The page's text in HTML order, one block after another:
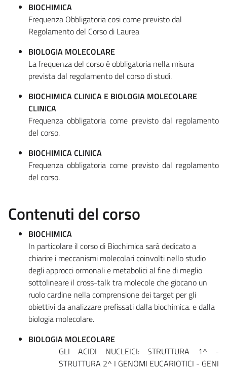
BIOCHIMICA
Frequenza Obbligatoria cosi come previsto dal
Regolamento del Corso di Laurea
BIOLOGIA MOLECOLARE
La frequenza del corso è obbligatoria nella misura
prevista dal regolamento del corso di studi.
BIOCHIMICA CLINICA E BIOLOGIA MOLECOLARE
CLINICA
Frequenza obbligatoria come previsto dal regolamento
del corso.
BIOCHIMICA CLINICA
Frequenza obbligatoria come previsto dal regolamento
del corso.
Contenuti del corso
BIOCHIMICA
In particolare il corso di Biochimica sarà dedicato a
chiarire i meccanismi molecolari coinvolti nello studio
degli approcci ormonali e metabolici al fine di meglio
sottolineare il cross-talk tra molecole che giocano un
ruolo cardine nella comprensione dei target per gli
obiettivi da analizzare prefissati dalla biochimica. e dalla
biologia molecolare.
BIOLOGIA MOLECOLARE
GLI ACIDI NUCLEICI: STRUTTURA 1^ -
STRUTTURA 2^ I GENOMI EUCARIOTICI - GENI